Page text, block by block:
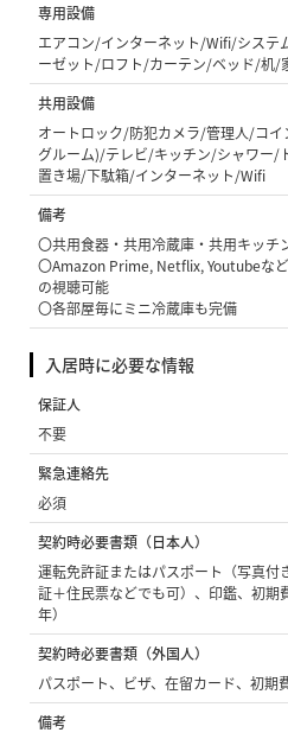
専用設備
エアコン/インターネット/Wifi/システ
ーゼット/ロフト/カーテン/ベッド/机/
共用設備
オートロック/防犯カメラ/管理人/コ
グルーム)/テレビ/キッチン/シャワー/
置き場/下駄箱/インターネット/Wifi
備考
〇共用食器・共用冷蔵庫・共用キッチ
〇Amazon Prime, Netflix, Youtubeな
の視聴可能
〇各部屋毎にミニ冷蔵庫も完備
入居時に必要な情報
保証人
不要
緊急連絡先
必須
契約時必要書類（日本人）
運転免許証またはパスポート（写真付
証＋住民票などでも可）、印鑑、初期
年）
契約時必要書類（外国人）
パスポート、ビザ、在留カード、初期
備考